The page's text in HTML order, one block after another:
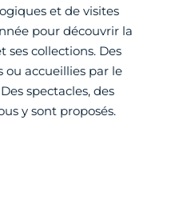
et de visites
pour découvrir la
ses collections. Des
ou accueillies par le
spectacles, des
y sont proposés.